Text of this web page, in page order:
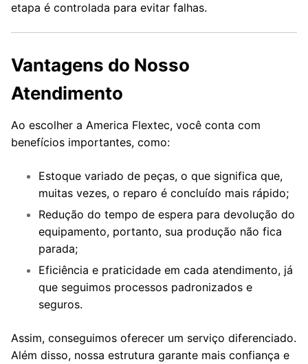
etapa é controlada para evitar falhas.
Vantagens do Nosso
Atendimento
Ao escolher a America Flextec, você conta com
benefícios importantes, como:
Estoque variado de peças, o que significa que,
muitas vezes, o reparo é concluído mais rápido;
Redução do tempo de espera para devolução do
equipamento, portanto, sua produção não fica
parada;
Eficiência e praticidade em cada atendimento, já
que seguimos processos padronizados e
seguros.
Assim, conseguimos oferecer um serviço diferenciado.
Além disso, nossa estrutura garante mais confiança e